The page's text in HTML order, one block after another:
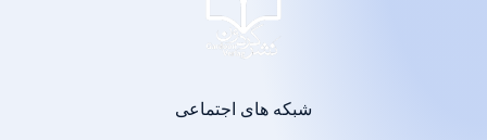
شبکه های اجتماعی